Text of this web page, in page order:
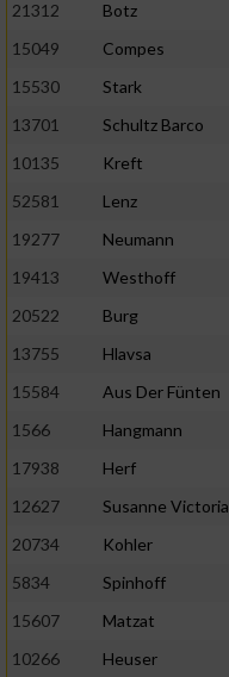
21312 Botz
15049
Compes
15530
Stark
13701
Schultz Barco
10135
Kreft
52581
Lenz
19277
Neumann
19413
Westhoff
20522
Burg
13755
Hlavsa
15584
Aus Der Fünten
1566
Hangmann
17938
Herf
12627
Susanne Victoria
20734
Kohler
5834
Spinhoff
15607
Matzat
10266
Heuser